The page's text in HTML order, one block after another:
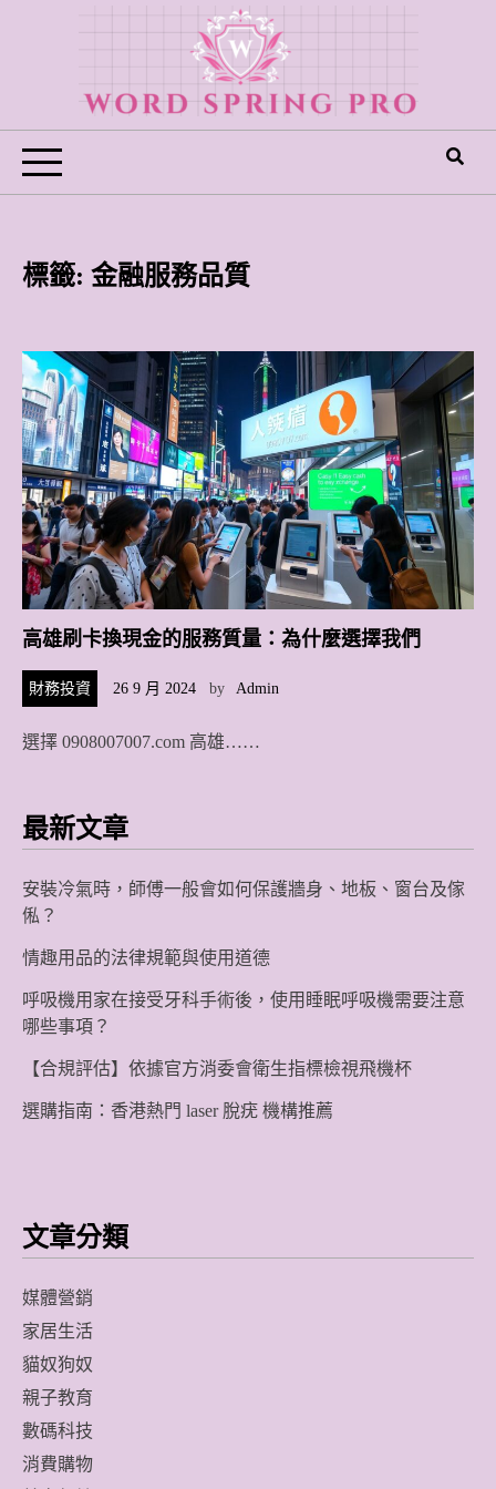
Word Spring Pro
標籤: 金融服務品質
高雄刷卡換現金的服務質量：為什麼選擇我們
財務投資 26 9 月 2024 by Admin
選擇 0908007007.com 高雄……
最新文章
安裝冷氣時，師傅一般會如何保護牆身、地板、窗台及傢
俬？
情趣用品的法律規範與使用道德
呼吸機用家在接受牙科手術後，使用睡眠呼吸機需要注意
哪些事項？
【合規評估】依據官方消委會衛生指標檢視飛機杯
選購指南：香港熱門 laser 脫疣 機構推薦
文章分類
媒體營銷
家居生活
貓奴狗奴
親子教育
數碼科技
消費購物